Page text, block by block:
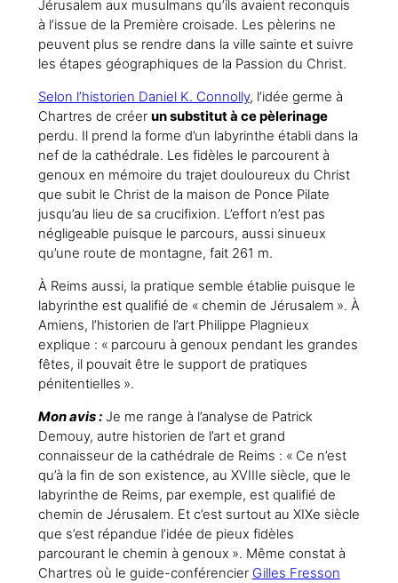
Jérusalem aux musulmans qu’ils avaient reconquis
à l’issue de la Première croisade. Les pèlerins ne
peuvent plus se rendre dans la ville sainte et suivre
les étapes géographiques de la Passion du Christ.
Selon l’historien Daniel K. Connolly, l’idée germe à
Chartres de créer un substitut à ce pèlerinage
perdu. Il prend la forme d’un labyrinthe établi dans la
nef de la cathédrale. Les fidèles le parcourent à
genoux en mémoire du trajet douloureux du Christ
que subit le Christ de la maison de Ponce Pilate
jusqu’au lieu de sa crucifixion. L’effort n’est pas
négligeable puisque le parcours, aussi sinueux
qu’une route de montagne, fait 261 m.
À Reims aussi, la pratique semble établie puisque le
labyrinthe est qualifié de « chemin de Jérusalem ». À
Amiens, l’historien de l’art Philippe Plagnieux
explique : « parcouru à genoux pendant les grandes
fêtes, il pouvait être le support de pratiques
pénitentielles ».
Mon avis :Je me range à l’analyse de Patrick
Demouy, autre historien de l’art et grand
connaisseur de la cathédrale de Reims : « Ce n’est
qu’à la fin de son existence, au XVIIIe siècle, que le
labyrinthe de Reims, par exemple, est qualifié de
chemin de Jérusalem. Et c’est surtout au XIXe siècle
que s’est répandue l’idée de pieux fidèles
parcourant le chemin à genoux ». Même constat à
Chartres où le guide-conférencier Gilles Fresson